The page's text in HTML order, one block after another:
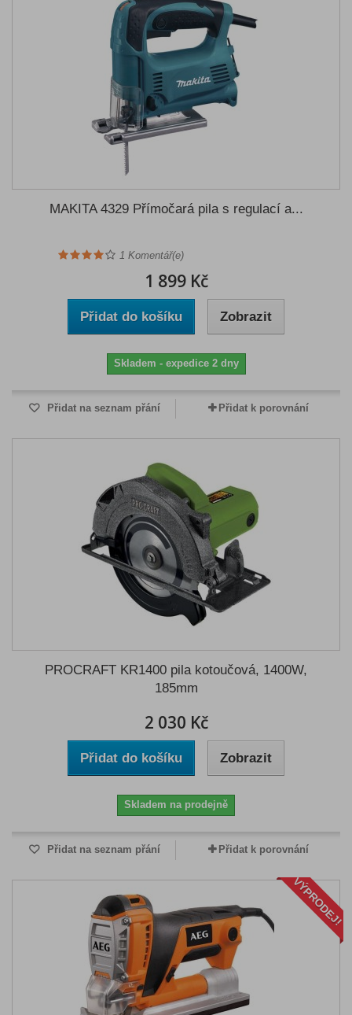
MAKITA 4329 Přímočará pila s regulací a...
1 Komentář(e)
1 899 Kč
Přidat do košíku Zobrazit
Skladem - expedice 2 dny
Přidat na seznam přání Přidat k porovnání
PROCRAFT KR1400 pila kotoučová, 1400W,
185mm
2 030 Kč
Přidat do košíku Zobrazit
Skladem na prodejně
Přidat na seznam přání Přidat k porovnání
VÝPRODEJ!